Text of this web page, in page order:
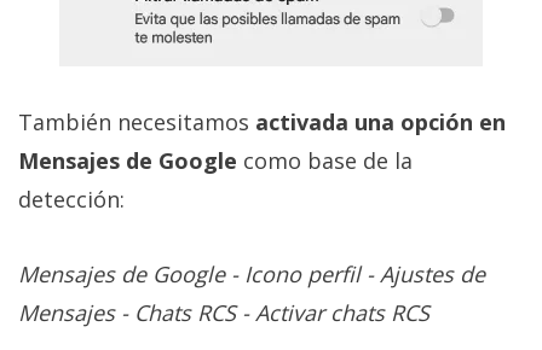
También necesitamos activada una opción en
Mensajes de Google como base de la
detección:
Mensajes de Google - Icono perfil - Ajustes de
Mensajes - Chats RCS - Activar chats RCS